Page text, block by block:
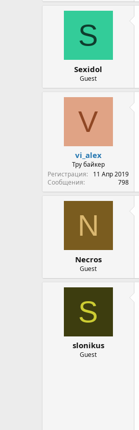
S
Sexidol
Guest
V
vi_alex
Тру байкер
Регистрация
11 Апр 2019
Сообщения
798
N
Necros
Guest
S
slonikus
Guest